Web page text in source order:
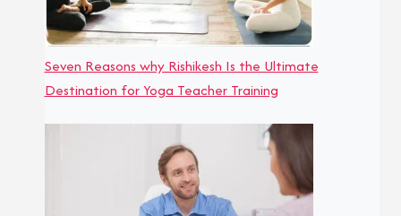
Seven Reasons why Rishikesh Is the Ultimate
Destination for Yoga Teacher Training